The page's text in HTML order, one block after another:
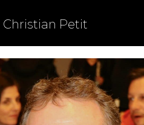
Christian Petit